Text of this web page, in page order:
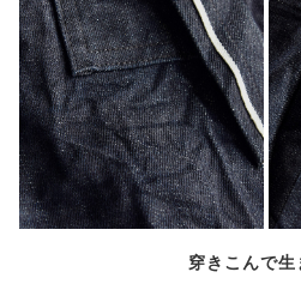
穿きこんで生